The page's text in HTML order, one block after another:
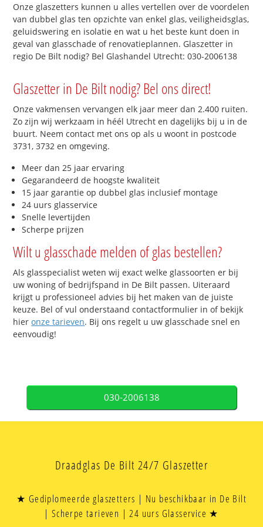
Onze glaszetters kunnen u alles vertellen over de voordelen
van dubbel glas ten opzichte van enkel glas, veiligheidsglas,
geluidswering en isolatie en wat u het beste kunt doen in
geval van glasschade of renovatieplannen. Glaszetter in
regio De Bilt nodig? Bel Glashandel Utrecht: 030-2006138
Glaszetter in De Bilt nodig? Bel ons direct!
Onze vakmensen vervangen elk jaar meer dan 2.400 ruiten.
Zo zijn wij werkzaam in héél Utrecht en dagelijks bij u in de
buurt. Neem contact met ons op als u woont in postcode
3731, 3732 en omgeving.
Meer dan 25 jaar ervaring
Gegarandeerd de hoogste kwaliteit
15 jaar garantie op dubbel glas inclusief montage
24 uurs glasservice
Snelle levertijden
Scherpe prijzen
Wilt u glasschade melden of glas bestellen?
Als glasspecialist weten wij exact welke glassoorten er bij
uw woning of bedrijfspand in De Bilt passen. Uiteraard
krijgt u professioneel advies bij het maken van de juiste
keuze. Bel of vul onderstaand contactformulier in of bekijk
hieronze tarieven. Bij ons regelt u uw glasschade snel en
eenvoudig!
030-2006138
Draadglas De Bilt 24/7 Glaszetter
★ Gediplomeerde glaszetters | Nu beschikbaar in De Bilt
| Scherpe tarieven | 24 uurs Glasservice ★